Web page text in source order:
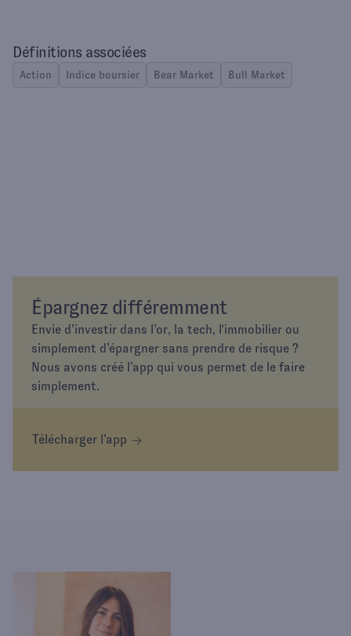
Définitions associées
Action Indice boursier Bear Market Bull Market
Épargnez différemment
Envie d’investir dans l’or, la tech, l'immobilier ou
simplement d’épargner sans prendre de risque ?
Nous avons créé l’app qui vous permet de le faire
simplement.
Télécharger l’app